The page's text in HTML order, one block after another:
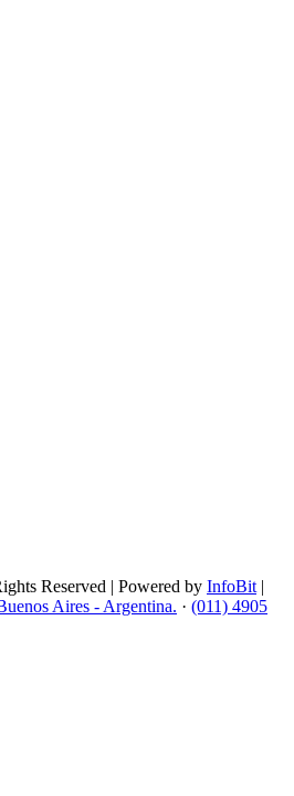
Reserved | Powered by InfoBit |
Aires - Argentina. · (011) 4905